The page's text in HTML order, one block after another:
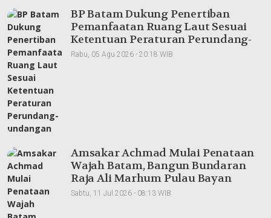
BP Batam Dukung Penertiban
Pemanfaatan Ruang Laut Sesuai
Ketentuan Peraturan Perundang-
undangan
Rabu, 05 Agu 2026 - 20:18 WIB
Amsakar Achmad Mulai Penataan
Wajah Batam, Bangun Bundaran
Raja Ali Marhum Pulau Bayan
Sabtu, 11 Jul 2026 - 08:13 WIB